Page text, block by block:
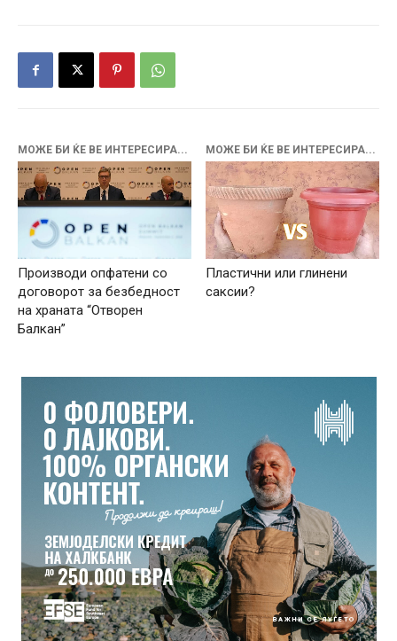
МОЖЕ БИ ЌЕ ВЕ ИНТЕРЕСИРА...
Производи опфатени со
договорот за безбедност
на храната “Отворен
Балкан”
МОЖЕ БИ ЌЕ ВЕ ИНТЕРЕСИРА...
Пластични или глинени
саксии?